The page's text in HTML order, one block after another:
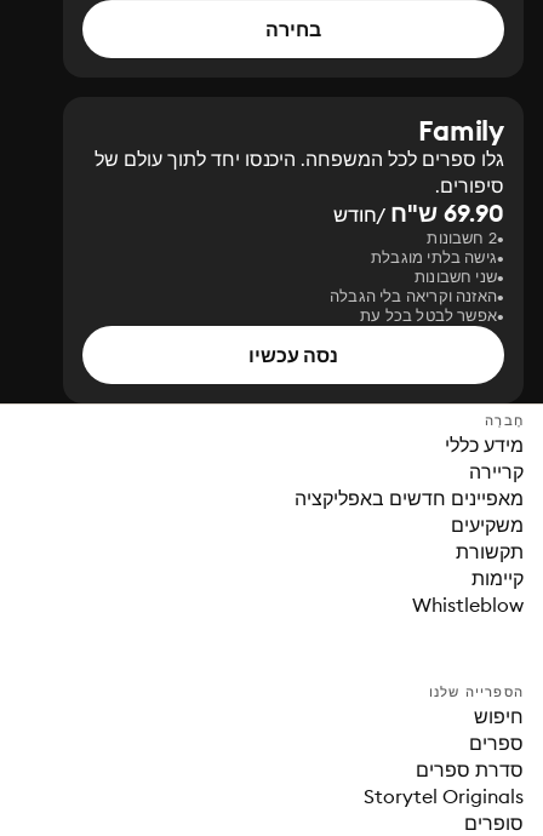
בחירה
Family
גלו ספרים לכל המשפחה. היכנסו יחד לתוך עולם של
סיפורים.
69.90 ש"ח /חודש
2 חשבונות
גישה בלתי מוגבלת
שני חשבונות
האזנה וקריאה בלי הגבלה
אפשר לבטל בכל עת
נסה עכשיו
חֶברָה
מידע כללי
קריירה
מאפיינים חדשים באפליקציה
משקיעים
תקשורת
קיימות
Whistleblow
הספרייה שלנו
חיפוש
ספרים
סדרת ספרים
Storytel Originals
סופרים